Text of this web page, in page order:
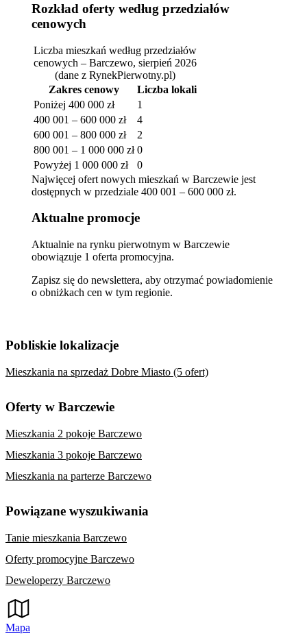
Rozkład oferty według przedziałów
cenowych
Liczba mieszkań według przedziałów
cenowych – Barczewo, sierpień 2026
(dane z RynekPierwotny.pl)
Zakres cenowy
Liczba lokali
Poniżej 400 000 zł
1
400 001 – 600 000 zł
4
600 001 – 800 000 zł
2
800 001 – 1 000 000 zł 0
Powyżej 1 000 000 zł
0
Najwięcej ofert nowych mieszkań w Barczewie jest
dostępnych w przedziale 400 001 – 600 000 zł.
Aktualne promocje
Aktualnie na rynku pierwotnym w Barczewie
obowiązuje 1 oferta promocyjna.
Zapisz się do newslettera, aby otrzymać powiadomienie
o obniżkach cen w tym regionie.
Pobliskie lokalizacje
Mieszkania na sprzedaż Dobre Miasto (5 ofert)
Oferty w Barczewie
Mieszkania 2 pokoje Barczewo
Mieszkania 3 pokoje Barczewo
Mieszkania na parterze Barczewo
Powiązane wyszukiwania
Tanie mieszkania Barczewo
Oferty promocyjne Barczewo
Deweloperzy Barczewo
Mapa